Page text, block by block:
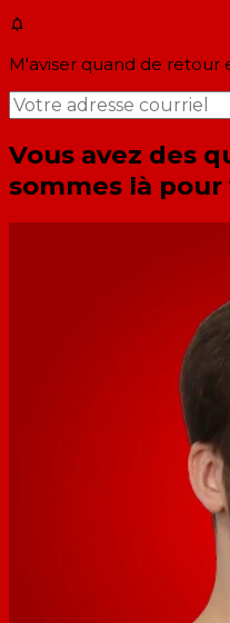
M'aviser quand de retour
Vous avez des
sommes là pour